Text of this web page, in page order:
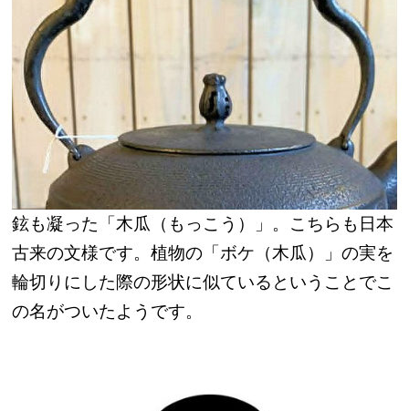
鉉も凝った「木瓜（もっこう）」。こちらも日本
古来の文様です。植物の「ボケ（木瓜）」の実を
輪切りにした際の形状に似ているということでこ
の名がついたようです。